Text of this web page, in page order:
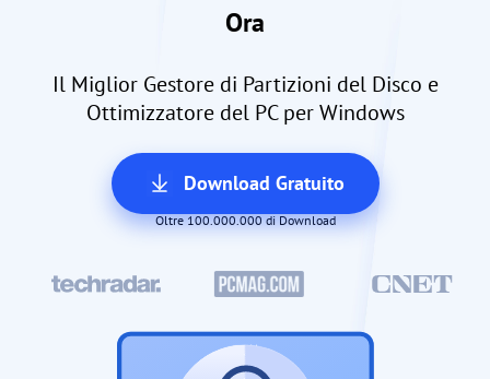
Ora
Il Miglior Gestore di Partizioni del Disco e
Ottimizzatore del PC per Windows
Download Gratuito
Oltre 100.000.000 di Download